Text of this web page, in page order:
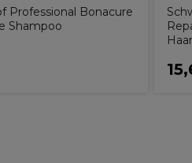
Professional Bonacure
Shampoo